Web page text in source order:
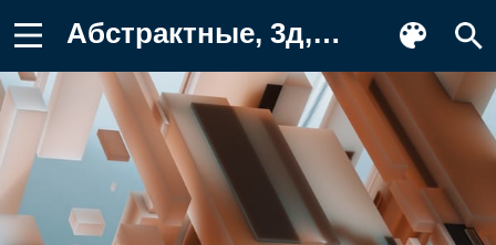
Абстрактные, 3д, 3d Обои для телефона